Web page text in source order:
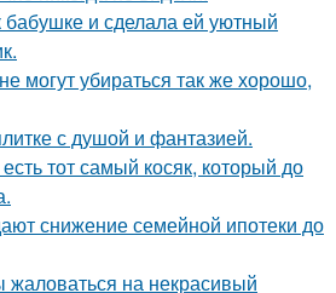
и сделала ей уютный
могут убираться так же хорошо,
с душой и фантазией.
тот самый косяк, который до
снижение семейной ипотеки до
жаловаться на некрасивый